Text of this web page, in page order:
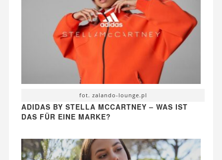
fot. zalando-lounge.pl
ADIDAS BY STELLA MCCARTNEY – WAS IST
DAS FÜR EINE MARKE?